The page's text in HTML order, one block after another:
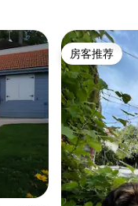
房客推荐
房客推荐